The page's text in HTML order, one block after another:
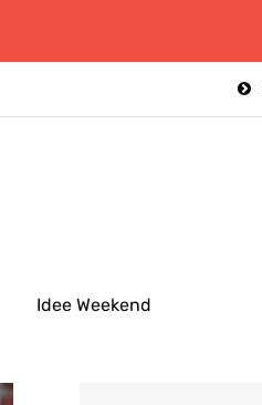
Idee Weekend